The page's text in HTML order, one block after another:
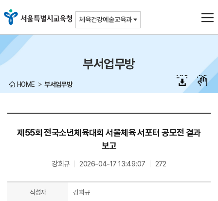
체육건강예술교육과
부서업무방
HOME 부서업무방
제55회 전국소년체육대회 서울체육 서포터 공모전 결과
보고
강희규 2026-04-17 13:49:07 272
작성자 강희규